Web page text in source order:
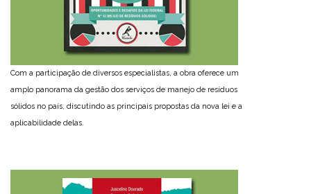
Com a participação de diversos especialistas, a obra oferece um
amplo panorama da gestão dos serviços de manejo de resíduos
sólidos no país, discutindo as principais propostas da nova lei e a
aplicabilidade delas.